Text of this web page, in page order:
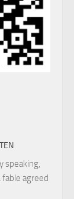
speaking,
agreed